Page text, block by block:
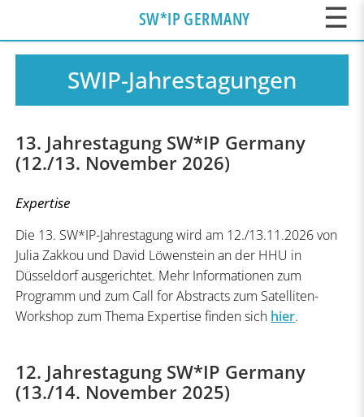
SW*IP GERMANY ☰
SWIP-Jahrestagungen
13. Jahrestagung SW*IP Germany
(12./13. November 2026)
Expertise
Die 13. SW*IP-Jahrestagung wird am 12./13.11.2026 von
Julia Zakkou und David Löwenstein an der HHU in
Düsseldorf ausgerichtet. Mehr Informationen zum
Programm und zum Call for Abstracts zum Satelliten-
Workshop zum Thema Expertise finden sich hier.
12. Jahrestagung SW*IP Germany
(13./14. November 2025)